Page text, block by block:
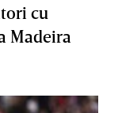
cu
Madeira